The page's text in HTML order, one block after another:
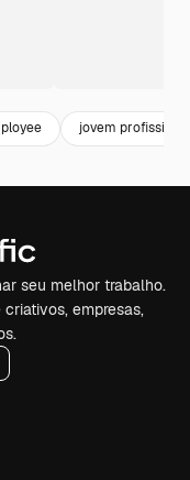
jovem profissional
seu melhor trabalho.
empresas,